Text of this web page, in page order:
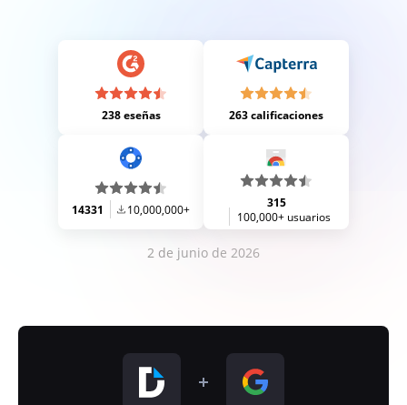
238 eseñas 263 calificaciones
14331 10,000,000+
315
100,000+ usuarios
2 de junio de 2026